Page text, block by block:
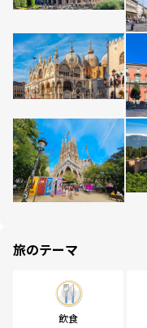
旅のテーマ
飲食